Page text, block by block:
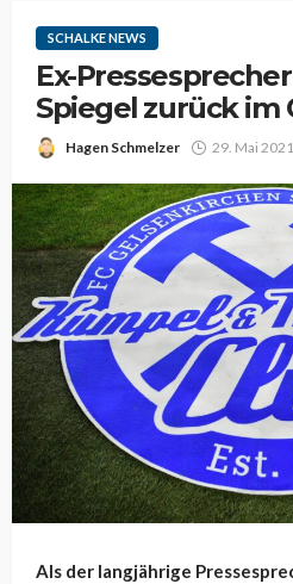
SCHALKE NEWS
Ex-
Spiegel zurück im
Hagen Schmelzer 29. Mai 2021
Als der langjährige